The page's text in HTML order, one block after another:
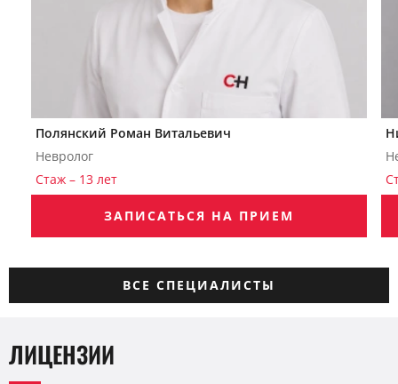
Полянский Роман Витальевич
Невролог
Стаж – 13 лет
ЗАПИСАТЬСЯ НА ПРИЕМ
ВСЕ СПЕЦИАЛИСТЫ
ЛИЦЕНЗИИ